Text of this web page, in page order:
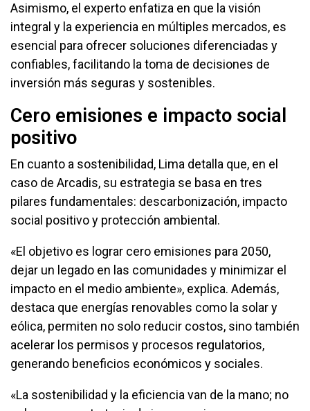
Asimismo, el experto enfatiza en que la visión
integral y la experiencia en múltiples mercados, es
esencial para ofrecer soluciones diferenciadas y
confiables, facilitando la toma de decisiones de
inversión más seguras y sostenibles.
Cero emisiones e impacto social
positivo
En cuanto a sostenibilidad, Lima detalla que, en el
caso de Arcadis, su estrategia se basa en tres
pilares fundamentales: descarbonización, impacto
social positivo y protección ambiental.
«El objetivo es lograr cero emisiones para 2050,
dejar un legado en las comunidades y minimizar el
impacto en el medio ambiente», explica. Además,
destaca que energías renovables como la solar y
eólica, permiten no solo reducir costos, sino también
acelerar los permisos y procesos regulatorios,
generando beneficios económicos y sociales.
«La sostenibilidad y la eficiencia van de la mano; no